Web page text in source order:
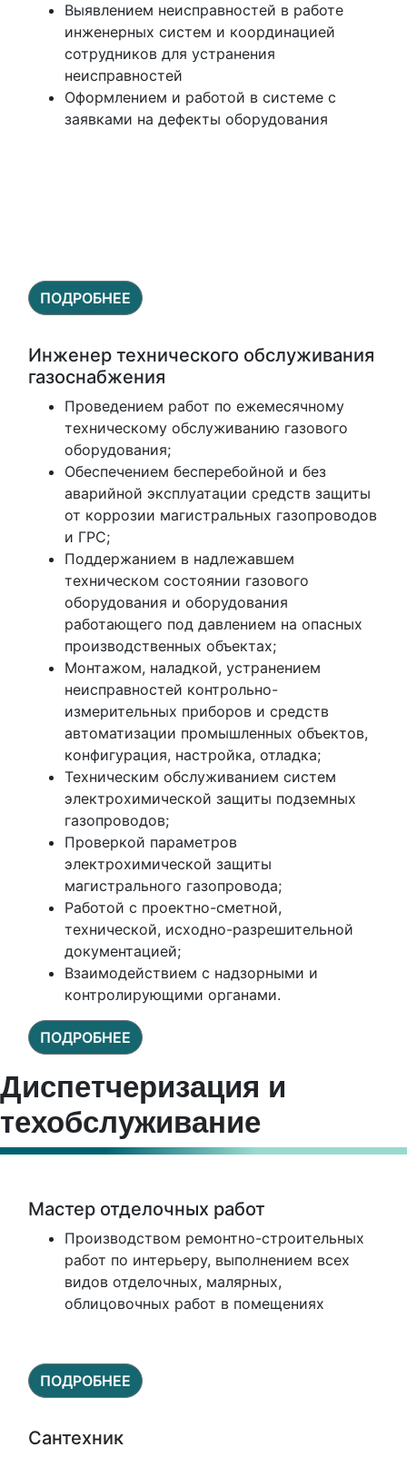
Выявлением неисправностей в работе
инженерных систем и координацией
сотрудников для устранения
неисправностей
Оформлением и работой в системе с
заявками на дефекты оборудования
ПОДРОБНЕЕ
Инженер технического обслуживания
газоснабжения
Проведением работ по ежемесячному
техническому обслуживанию газового
оборудования;
Обеспечением бесперебойной и без
аварийной эксплуатации средств защиты
от коррозии магистральных газопроводов
и ГРС;
Поддержанием в надлежавшем
техническом состоянии газового
оборудования и оборудования
работающего под давлением на опасных
производственных объектах;
Монтажом, наладкой, устранением
неисправностей контрольно-
измерительных приборов и средств
автоматизации промышленных объектов,
конфигурация, настройка, отладка;
Техническим обслуживанием систем
электрохимической защиты подземных
газопроводов;
Проверкой параметров
электрохимической защиты
магистрального газопровода;
Работой с проектно-сметной,
технической, исходно-разрешительной
документацией;
Взаимодействием с надзорными и
контролирующими органами.
ПОДРОБНЕЕ
Диспетчеризация и
техобслуживание
Мастер отделочных работ
Производством ремонтно-строительных
работ по интерьеру, выполнением всех
видов отделочных, малярных,
облицовочных работ в помещениях
ПОДРОБНЕЕ
Сантехник